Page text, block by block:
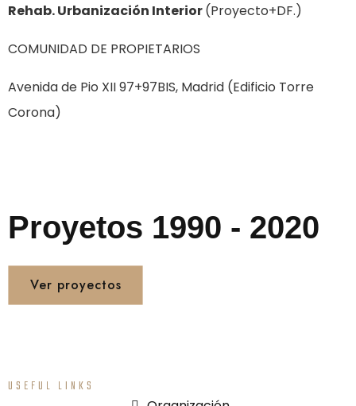
Rehab. Urbanización Interior(Proyecto+DF.)
COMUNIDAD DE PROPIETARIOS
Avenida de Pio XII 97+97BIS, Madrid (Edificio Torre
Corona)
Proyetos 1990 - 2020
Ver proyectos
USEFUL LINKS